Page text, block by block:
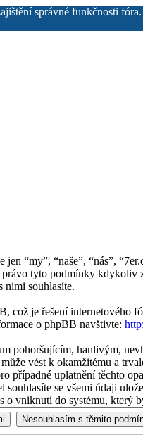
správné funkčnosti fóra.
jen “my”, “naše”, “nás”,
tyto podmínky kdykoliv
nimi souhlasíte.
což je řešení internetového
o phpBB navštivte:
pohoršujícím, hanlivým,
vést k okamžitému a
případné uplatnění těchto
souhlasíte se všemi údaji
o vniknutí do systému, který